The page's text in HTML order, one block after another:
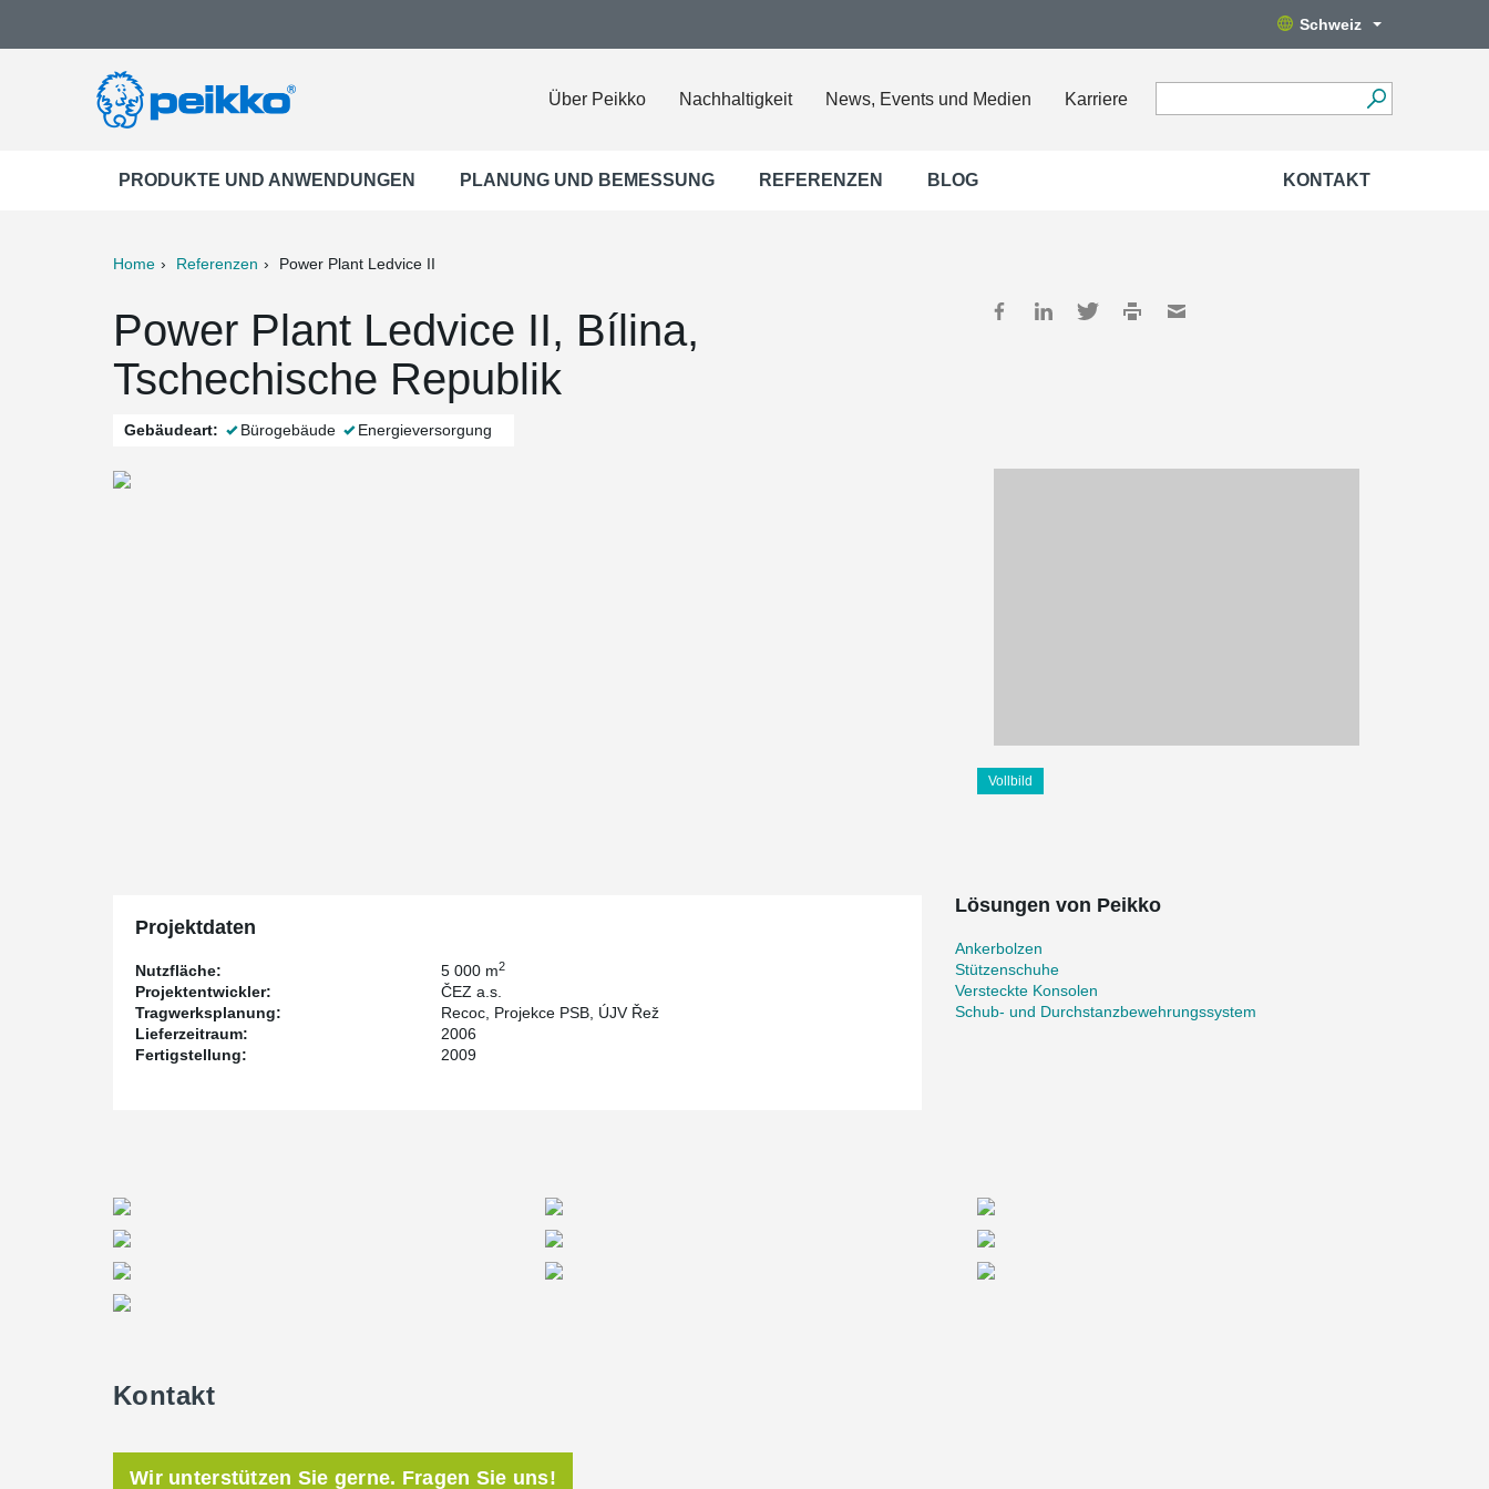
Schweiz
Über Peikko Nachhaltigkeit News, Events und Medien Karriere
PRODUKTE UND ANWENDUNGEN PLANUNG UND BEMESSUNG REFERENZEN BLOG KONTAKT
Home Referenzen Power Plant Ledvice II
Power Plant Ledvice II, Bílina,
Tschechische Republik
Gebäudeart: Bürogebäude Energieversorgung
Vollbild
Projektdaten
Nutzfläche: 5 000 m2
Projektentwickler:
ČEZ a.s.
Tragwerksplanung:
Recoc, Projekce PSB, ÚJV Řež
Lieferzeitraum:
2006
Fertigstellung:
2009
Lösungen von Peikko
Ankerbolzen
Stützenschuhe
Versteckte Konsolen
Schub- und Durchstanzbewehrungssystem
Kontakt
Wir unterstützen Sie gerne. Fragen Sie uns!